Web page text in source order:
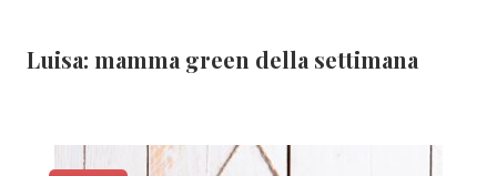
Luisa: mamma green della settimana